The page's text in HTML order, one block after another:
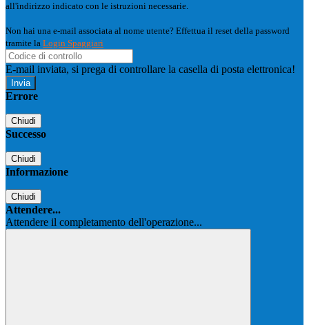
all'indirizzo indicato con le istruzioni necessarie.
Non hai una e-mail associata al nome utente? Effettua il reset della password
tramite la Login Spaggiari
E-mail inviata, si prega di controllare la casella di posta elettronica!
Errore
Chiudi
Successo
Chiudi
Informazione
Chiudi
Attendere...
Attendere il completamento dell'operazione...